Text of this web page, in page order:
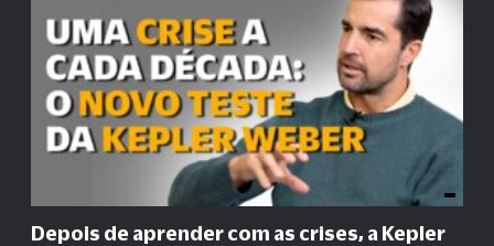
Depois de aprender com as crises, a Kepler